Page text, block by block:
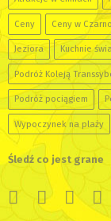
Ceny Ceny w
Jeziora Kuchnie
Podróż Koleją
Podróż pociągiem
Wypoczynek na plaży
Śledź co jest grane